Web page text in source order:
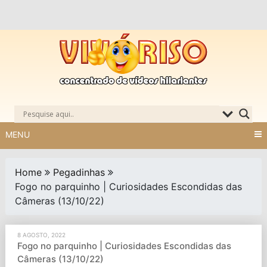
MENU
Home
Pegadinhas
Fogo no parquinho | Curiosidades Escondidas das
Câmeras (13/10/22)
8 AGOSTO, 2022
Fogo no parquinho | Curiosidades Escondidas das
Câmeras (13/10/22)